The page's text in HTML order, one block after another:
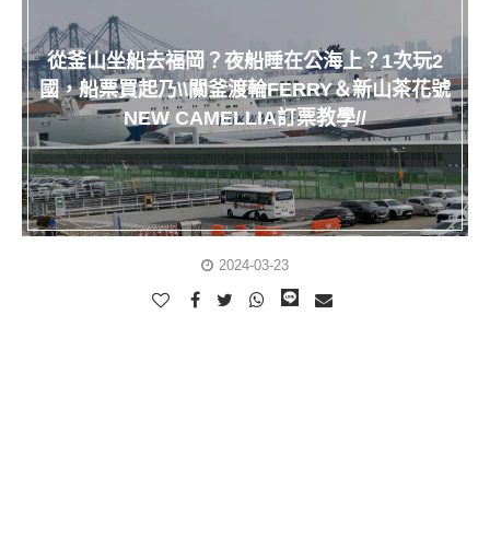
從釜山坐船去福岡？夜船睡在公海上？1次玩2
國，船票買起乃\\關釜渡輪FERRY＆新山茶花號
NEW CAMELLIA訂票教學//
2024-03-23